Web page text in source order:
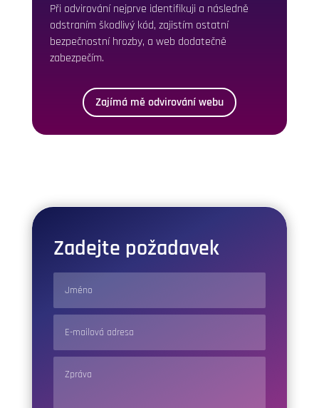
Při odvirování nejprve identifikuji a následně
odstraním škodlivý kód, zajistím ostatní
bezpečnostní hrozby, a web dodatečně
zabezpečím.
Zajímá mě odvirování webu
Zadejte požadavek